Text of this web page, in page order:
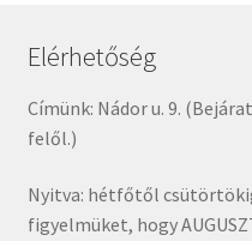
Elérhetőség
Címünk: Nádor u. 9.
felől.)
Nyitva: hétfőtől
figyelmüket, hogy